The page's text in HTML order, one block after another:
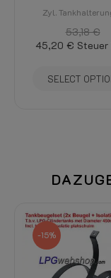
206,56 €
165,25 €
SELECT
-15%